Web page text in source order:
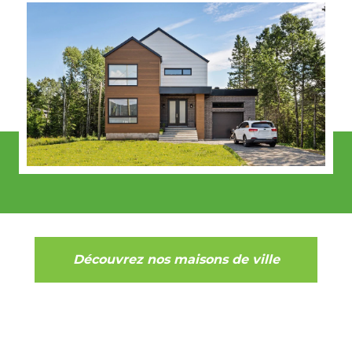
Découvrez nos maisons de ville